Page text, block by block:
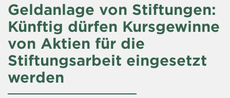
Geldanlage von Stiftungen:
Künftig dürfen Kursgewinne
von Aktien für die
Stiftungsarbeit eingesetzt
werden